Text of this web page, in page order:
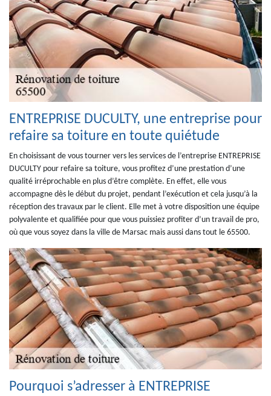
ENTREPRISE DUCULTY, une entreprise pour
refaire sa toiture en toute quiétude
En choisissant de vous tourner vers les services de l’entreprise ENTREPRISE
DUCULTY pour refaire sa toiture, vous profitez d’une prestation d’une
qualité irréprochable en plus d’être complète. En effet, elle vous
accompagne dès le début du projet, pendant l’exécution et cela jusqu’à la
réception des travaux par le client. Elle met à votre disposition une équipe
polyvalente et qualifiée pour que vous puissiez profiter d’un travail de pro,
où que vous soyez dans la ville de Marsac mais aussi dans tout le 65500.
Pourquoi s’adresser à ENTREPRISE